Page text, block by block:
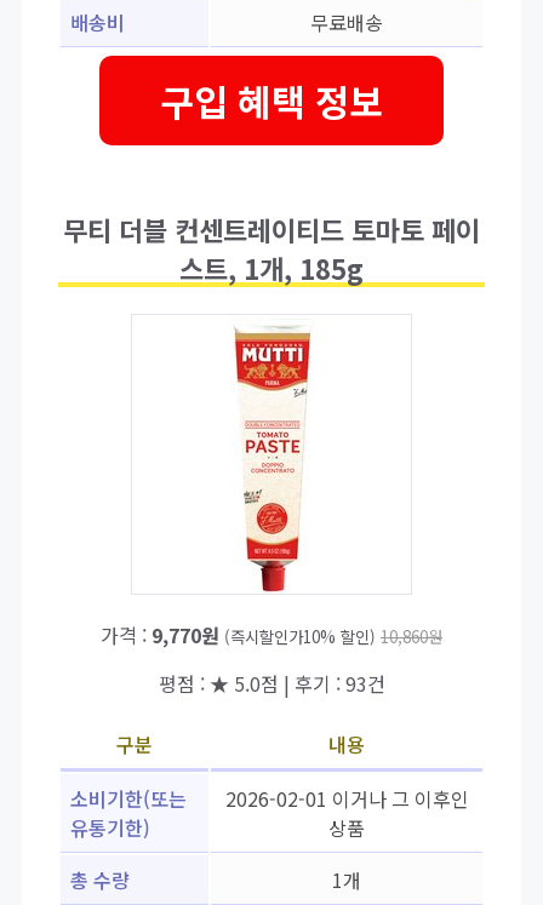
배송비
무료배송
구입 혜택 정보
무티 더블 컨센트레이티드 토마토 페이
스트, 1개, 185g
가격 : 9,770원 (즉시할인가10% 할인) 10,860원
평점 : ★ 5.0점 | 후기 : 93건
구분
내용
소비기한(또는
유통기한)
2026-02-01 이거나 그 이후인
상품
총 수량
1개